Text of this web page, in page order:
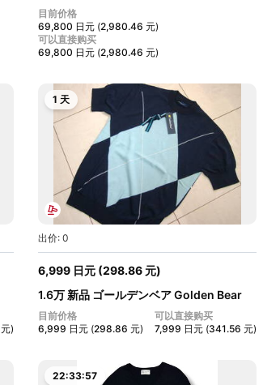
ルー...
目前价格
69,800 日元 (2,980.46 元)
可以直接购买
69,800 日元 (2,980.46 元)
元)
1 天
出价: 0
6,999 日元 (298.86 元)
1.6万 新品 ゴールデンベア Golden Bear
メ...
目前价格
6,999 日元 (298.86 元)
可以直接购买
7,999 日元 (341.56 元)
22:33:56